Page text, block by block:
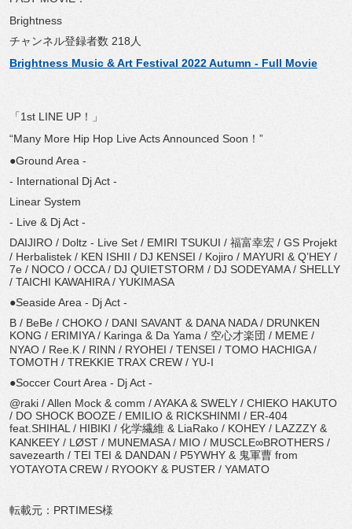
Brightness
チャンネル登録者数 218人
Brightness Music & Art Festival 2022 Autumn - Full Movie
「1st LINE UP！」
“Many More Hip Hop Live Acts Announced Soon！”
●Ground Area -
- International Dj Act -
Linear System
- Live & Dj Act -
DAIJIRO / Doltz - Live Set / EMIRI TSUKUI / 福富幸宏 / GS Projekt
/ Herbalistek / KEN ISHII / DJ KENSEI / Kojiro / MAYURI & Q’HEY /
7e / NOCO / OCCA / DJ QUIETSTORM / DJ SODEYAMA / SHELLY
/ TAICHI KAWAHIRA / YUKIMASA
●Seaside Area - Dj Act -
B / BeBe / CHOKO / DANI SAVANT & DANA NADA / DRUNKEN
KONG / ERIMIYA / Karinga & Da Yama / 空心才楽団 / MEME /
NYAO / Ree.K / RINN / RYOHEI / TENSEI / TOMO HACHIGA /
TOMOTH / TREKKIE TRAX CREW / YU-I
●Soccer Court Area - Dj Act -
@raki / Allen Mock & comm / AYAKA & SWELY / CHIEKO HAKUTO
/ DO SHOCK BOOZE / EMILIO & RICKSHINMI / ER-404
feat.SHIHAL / HIBIKI / 化学繊維 & LiaRako / KOHEY / LAZZZY &
KANKEEY / LØST / MUNEMASA / MIO / MUSCLE∞BROTHERS /
savezearth / TEI TEI & DANDAN / P5YWHY & 鬼軍曹 from
YOTAYOTA CREW / RYOOKY & PUSTER / YAMATO
転載元：PRTIMES様